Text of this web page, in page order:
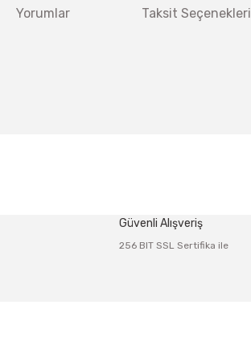
Yorumlar Taksit Seçenekleri
Güvenli Alışveriş
256 BIT SSL Sertifika ile